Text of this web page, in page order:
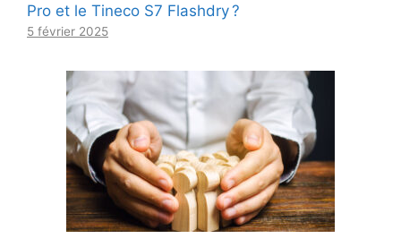
Pro et le Tineco S7 Flashdry ?
5 février 2025